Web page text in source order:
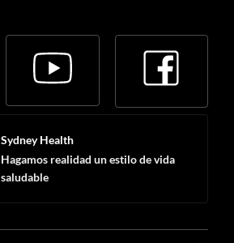
Sydney Health
Hagamos realidad un estilo de vida
saludable